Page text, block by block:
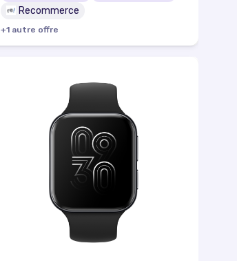
Recommerce
+1 autre offre